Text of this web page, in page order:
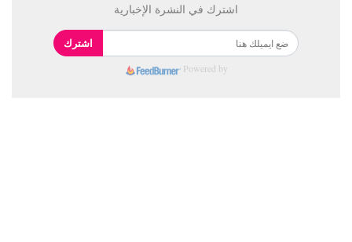
اشترك في النشرة الإخبارية
اشترك
Powered by